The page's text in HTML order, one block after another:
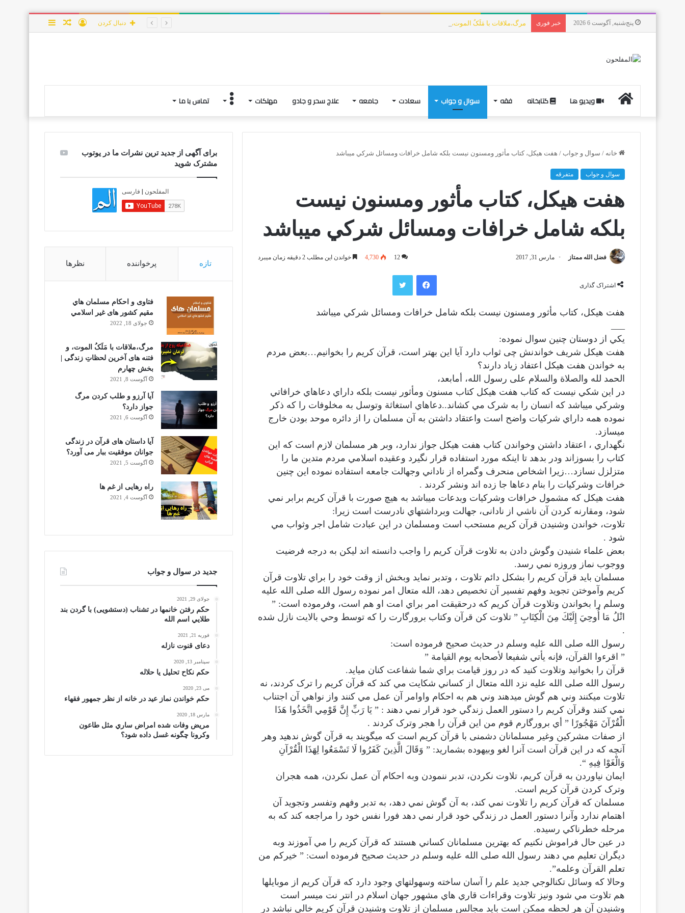
پنج‌شنبه, آگوست 6 2026 خبر فوری مرگ،ملاقات با مَلَکُ الموت، و فتنه های آخرین لحظاتِ زندگی | بخش چهارم نوشته ورود دنبال کردن
ویدیو ها کتابخانه فقه سوال و جواب سعادت جامعه علاج سحر و جادو مهلکات تماس با ما
خانه / سوال و جواب / هفت هيكل، كتاب مأثور ومسنون نيست بلكه شامل خرافات ومسائل شركي ميباشد
سوال و جواب متفرقه
هفت هيكل، كتاب مأثور ومسنون نيست
بلكه شامل خرافات ومسائل شركي ميباشد
فضل الله ممتاز مارس 31, 2017 12
4,730 خواندن این مطلب 2 دقیقه زمان میبرد
اشتراک گذاری
فیس بوک
هفت هيكل، كتاب مأثور ومسنون نيست بلكه شامل خرافات ومسائل شركي ميباشد
يكي از دوستان چنین سوال نموده:
هفت هیکل شریف خواندنش چی ثواب دارد آيا اين بهتر است، قرآن کریم را بخوانیم…بعض مردم
به خواندن هفت هيكل اعتفاد زياد دارند؟
الحمد لله والصلاة والسلام على رسول الله، أمابعد،
در اين شكي نيست كه كتاب هفت هيكل كتاب مسنون ومأثور نيست بلكه داراي دعاهاي خرافاتي
وشركي ميباشد كه انسان را به شرک مي كشاند..دعاهاي استغاثة وتوسل به مخلوفات را كه ذكر
نموده همه داراي شركيات واضح است واعتقاد داشتن به آن مسلمان را از دائره موحد بودن خارج
ميسازد.
نگهداري ، اعتقاد داشتن وخواندن كتاب هفت هيكل جواز ندارد، وبر هر مسلمان لازم است كه اين
كتاب را بسوزاند ودر بدهد تا اينكه مورد استفاده قرار نگيرد وعقيده اسلامي مردم متدين ما را
متزلزل نسازد…زيرا اشخاص منحرف وگمراه از ناداني وجهالت جامعه استفاده نموده اين چنين
خرافات وشركيات را بنام دعاها جا زده اند ونشر كردند .
هفت هيكل كه مشمول خرافات وشركيات وبدعات ميباشد به هيچ صورت با قرآن كريم برابر نمي
شود، ومقارنه كردن آن ناشي از نادانی، جهالت وبرداشتهاي نادرست است زيرا:
تلاوت، خواندن وشنيدن قرآن کریم مستحب است ومسلمان در اين عبادت شامل اجر وثواب مي
شود .
بعض علماء شنيدن وگوش دادن به تلاوت قرآن كريم را واجب دانسته اند ليكن به درجه فرضيت
ووجوب نماز وروزه نمي رسد.
مسلمان بايد قرآن كريم را بشكل دائم تلاوت ، وتدبر نمايد وبخش از وقت خود را براي تلاوت قرآن
كريم وآموختن تجويد وفهم تفسير آن تخصيص دهد، الله متعال امر نموده رسول الله صلى الله عليه
وسلم را بخواندن وتلاوت قرآن كريم كه درحقيقت امر براي امت او هم است، وفرموده است: ”
اتْلُ مَا أُوحِيَ إِلَيْكَ مِنَ الْكِتَابِ ” تلاوت كن قرآن وكتاب برورگارت را كه توسط وحي بالايت نازل شده
.
رسول الله صلى الله عليه وسلم در حديث صحيح فرموده است:
” اقرءوا القرآن، فإنه يأتي شفيعا لأصحابه يوم القيامة ”
قرآن را بخوانيد وتلاوت كنيد كه در روز قيامت براي شما شفاعت كنان ميايد.
رسول الله صلى الله عليه نزد الله متعال از كساني شكايت مي كند كه قرآن كريم را ترک كردند، نه
تلاوت ميكنند وني هم گوش ميدهند وني هم به احكام واوامر آن عمل مي كنند واز نواهي آن اجتناب
نمي كنند وقرآن كريم را دستور العمل زندگي خود قرار نمي دهند : ” يَا رَبِّ إِنَّ قَوْمِي اتَّخَذُوا هَذَا
الْقُرْآنَ مَهْجُورًا ” أي برورگارم قوم من اين قرآن را هجر وترک كردند .
از صفات مشركين وغير مسلمانان دشمنی با قرآن کریم است كه ميگويند به قرآن گوش ندهيد وهر
آنچه كه در اين قرآن است آنرا لغو وبيهوده بشماريد: ” وَقَالَ الَّذِينَ كَفَرُوا لَا تَسْمَعُوا لِهَذَا الْقُرْآنِ
وَالْغَوْا فِيهِ “.
ايمان نياوردن به قرآن كريم، تلاوت نكردن، تدبر ننمودن وبه احكام آن عمل نكردن، همه هجران
وترک كردن قرآن كريم است.
مسلمان كه قرآن كريم را تلاوت نمي كند، به آن گوش نمي دهد، به تدبر وفهم وتفسر وتجويد آن
اهتمام ندارد وآنرا دستور العمل در زندگي خود قرار نمي دهد فورا نفس خود را مراجعه كند كه به
مرحله خطرناكي رسيده.
در عين حال فراموش نكنيم كه بهترين مسلمانان كساني هستند كه قرآن كريم را مي آموزند وبه
ديگران تعليم مي دهند رسول الله صلى الله عليه وسلم در حديث صحيح فرموده است: ” خيركم من
تعلم القرآن وعلمه”.
وحالا كه وسائل تكنالوجي جديد علم را آسان ساخته وسهولتهاي وجود دارد كه قرآن كريم از موبايلها
هم تلاوت مي شود ونيز تلاوت وقراءات قاري هاي مشهور جهان اسلام در انتر نت ميسر است
وشنيدن آن هر لحظه ممکن است بايد مجالس مسلمان از تلاوت وشنيدن قرآن كريم خالي نباشد در
برای آگهی از جدید ترین نشرات ما در یوتوب
مشترک شوید
تازه پرخواننده نظرها
فتاوى و احكام مسلمان هاي
مقيم كشور هاى غير اسلامي
جولای 18, 2022
مرگ،ملاقات با مَلَکُ الموت، و
فتنه های آخرین لحظاتِ زندگی |
بخش چهارم
آگوست 8, 2021
آیا آرزو و طلب کردن مرگ
جواز دارد؟
آگوست 6, 2021
آیا داستان های قرآن در زندگی
جوانان موفقیت ببار می آورد؟
آگوست 5, 2021
راه رهایی از غم ها
آگوست 4, 2021
جدید در سوال و جواب
جولای 29, 2021
حکم رفتن خانمها در تشناب (دستشویی) با گردن بند
طلايي اسم الله
فوریه 21, 2021
دعای قنوت نازله
سپتامبر 13, 2020
حکم نکاح تحلیل یا حلاله
می 23, 2020
حكم خواندن نماز عيد در خانه از نظر جمهور فقهاء
مارس 18, 2020
مریض وفات شده امراض ساري مثل طاعون
وكرونا چگونه غسل داده شود؟